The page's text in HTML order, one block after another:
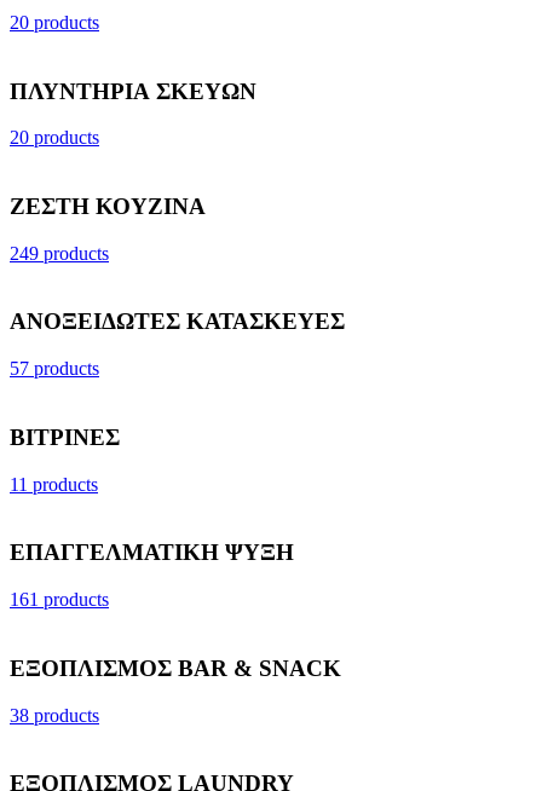
20 products
ΠΛΥΝΤΗΡΙΑ ΣΚΕΥΩΝ
20 products
ΖΕΣΤΗ ΚΟΥΖΙΝΑ
249 products
ΑΝΟΞΕΙΔΩΤΕΣ ΚΑΤΑΣΚΕΥΕΣ
57 products
ΒΙΤΡΙΝΕΣ
11 products
ΕΠΑΓΓΕΛΜΑΤΙΚΗ ΨΥΞΗ
161 products
ΕΞΟΠΛΙΣΜΟΣ BAR & SNACK
38 products
ΕΞΟΠΛΙΣΜΟΣ LAUNDRY